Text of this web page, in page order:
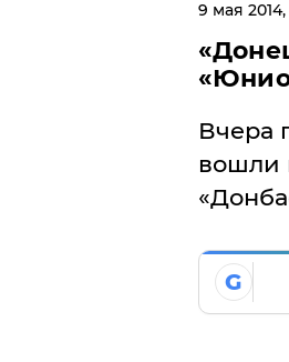
9 мая 2014,
Вчера
вошли
G